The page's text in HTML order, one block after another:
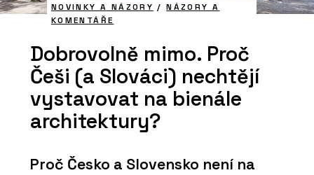
NOVINKY A NÁZORY /NÁZORY A
KOMENTÁŘE
Dobrovolně mimo. Proč
Češi (a Slováci) nechtějí
vystavovat na bienále
architektury?
Proč Česko a Slovensko není na